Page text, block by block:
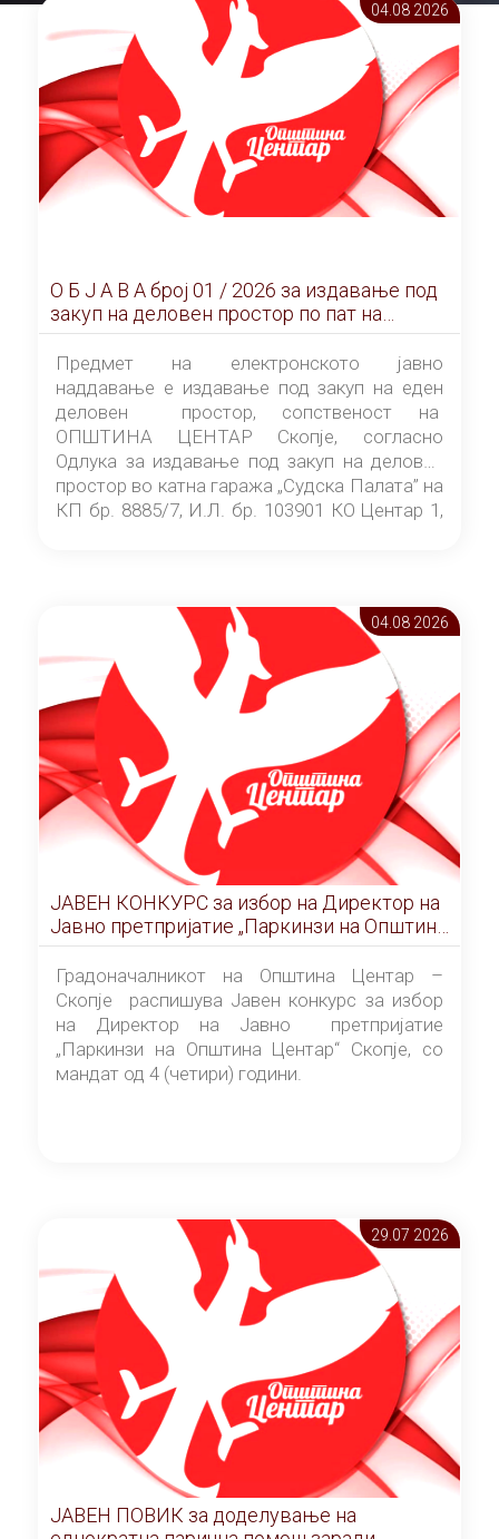
04.08 2026
О Б Ј А В А брoj 01 / 2026 за издавање под
закуп на деловен простор по пат на
ЕЛЕКТРОНСКО ЈАВНО НАДДАВАЊЕ
Предмет на електронското јавно
наддавање е издавање под закуп на еден
деловен простор, сопственост на
ОПШТИНА ЦЕНТАР Скопје, согласно
Одлука за издавање под закуп на деловен
простор во катна гаража „Судска Палата” на
КП бр. 8885/7, И.Л. бр. 103901 КО Центар 1,
Скопје” број 9/2026), за времетраење од 3
(три) години од денот на потпишувањето на
Договорот за закуп со најповолниот
понудувач.
04.08 2026
ЈАВЕН КОНКУРС за избор на Директор на
Јавно претпријатие „Паркинзи на Општина
Центар“ – Скопје
Градоначалникот на Општина Центар –
Скопје распишува Јавен конкурс за избор
на Директор на Јавно претпријатие
„Паркинзи на Општина Центар“ Скопје, со
мандат од 4 (четири) години.
29.07 2026
ЈАВЕН ПОВИК за доделување на